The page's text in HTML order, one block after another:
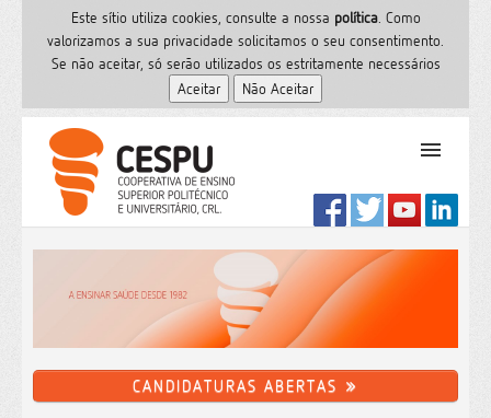
Este sítio utiliza cookies, consulte a nossa polí­tica. Como
valorizamos a sua privacidade solicitamos o seu consentimento.
Se não aceitar, só serão utilizados os estritamente necessários
PT
Início
Serviços de Saúde
CESPU
Sites do grupo
CANDIDATURAS ABERTAS